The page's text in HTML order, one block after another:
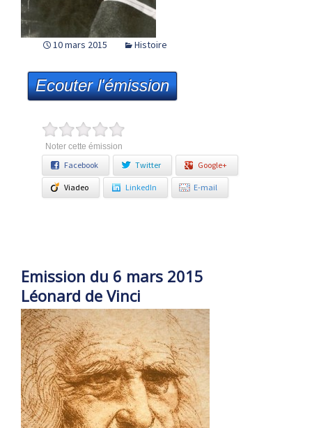
10 mars 2015 Histoire
Ecouter l'émission
Noter cette émission
Facebook Twitter Google+
Viadeo LinkedIn E-mail
Emission du 6 mars 2015
Léonard de Vinci